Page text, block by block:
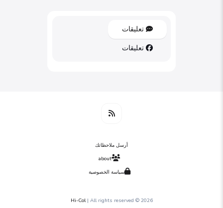
تعليقات
تعليقات
أرسل ملاحظاتك
about
سياسة الخصوصية
2026 ©
Hi-Col| All rights reserved